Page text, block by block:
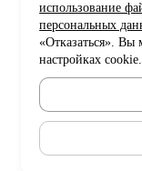
использование
персональных
«Отказаться». Вы
настройках cookie.